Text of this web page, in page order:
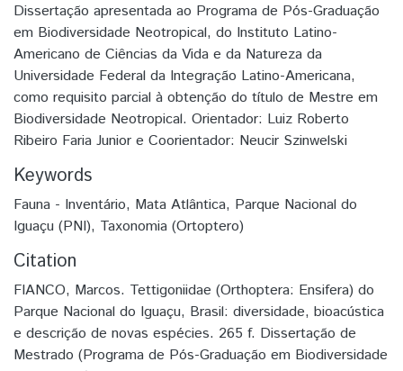
Dissertação apresentada ao Programa de Pós-Graduação
em Biodiversidade Neotropical, do Instituto Latino-
Americano de Ciências da Vida e da Natureza da
Universidade Federal da Integração Latino-Americana,
como requisito parcial à obtenção do título de Mestre em
Biodiversidade Neotropical. Orientador: Luiz Roberto
Ribeiro Faria Junior e Coorientador: Neucir Szinwelski
Keywords
Fauna - Inventário, Mata Atlântica, Parque Nacional do
Iguaçu (PNI), Taxonomia (Ortoptero)
Citation
FIANCO, Marcos. Tettigoniidae (Orthoptera: Ensifera) do
Parque Nacional do Iguaçu, Brasil: diversidade, bioacústica
e descrição de novas espécies. 265 f. Dissertação de
Mestrado (Programa de Pós-Graduação em Biodiversidade